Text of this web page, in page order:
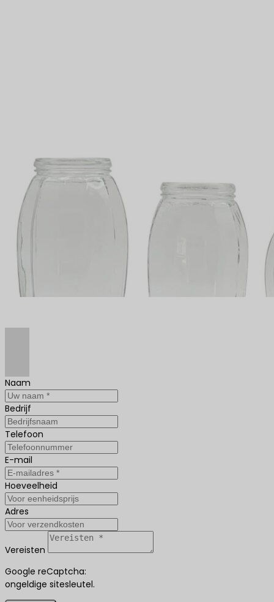
Naam
Bedrijf
Telefoon
E-mail
Hoeveelheid
Adres
Vereisten
Google reCaptcha:
ongeldige sitesleutel.